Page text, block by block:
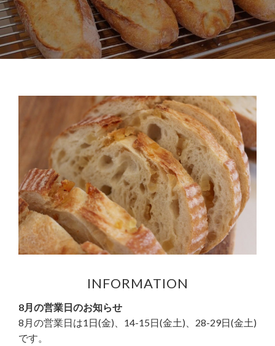
INFORMATION
8月の営業日のお知らせ
8月の営業日は1日(金)、14-15日(金土)、28-29日(金土)
です。